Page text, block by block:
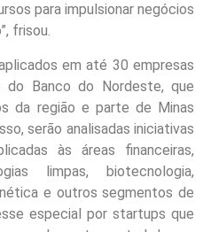
para impulsionar negócios
frisou.
em até 30 empresas
Banco do Nordeste, que
da região e parte de Minas
serão analisadas iniciativas
às áreas financeiras,
limpas, biotecnologia,
e outros segmentos de
especial por startups que